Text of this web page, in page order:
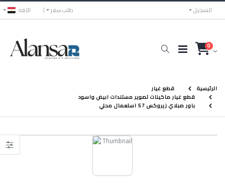
اللغه طلب سعر التسجيل
0
الرئيسية
قطع غيار
قطع غيار ماكينات تصوير مستندات ابيض واسود
باور صبلاي زيروكس 57 استعمال محلي